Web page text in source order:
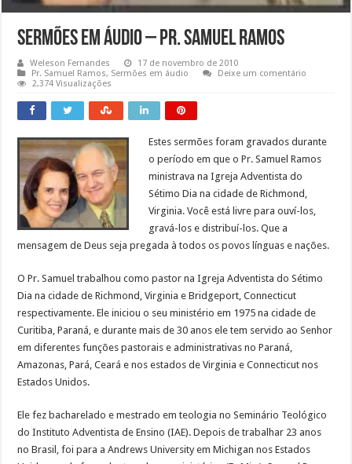
Sermões em áudio – Pr. Samuel Ramos
Weleson Fernandes
17 de novembro de 2010
Pr. Samuel Ramos, Sermões em áudio
Deixe um comentário
2,374 Visualizações
Estes sermões foram gravados durante
o período em que o Pr. Samuel Ramos
ministrava na Igreja Adventista do
Sétimo Dia na cidade de Richmond,
Virginia. Você está livre para ouví-los,
gravá-los e distribuí-los. Que a
mensagem de Deus seja pregada à todos os povos línguas e nações.
O Pr. Samuel trabalhou como pastor na Igreja Adventista do Sétimo
Dia na cidade de Richmond, Virginia e Bridgeport, Connecticut
respectivamente. Ele iniciou o seu ministério em 1975 na cidade de
Curitiba, Paraná, e durante mais de 30 anos ele tem servido ao Senhor
em diferentes funções pastorais e administrativas no Paraná,
Amazonas, Pará, Ceará e nos estados de Virginia e Connecticut nos
Estados Unidos.
Ele fez bacharelado e mestrado em teologia no Seminário Teológico
do Instituto Adventista de Ensino (IAE). Depois de trabalhar 23 anos
no Brasil, foi para a Andrews University em Michigan nos Estados